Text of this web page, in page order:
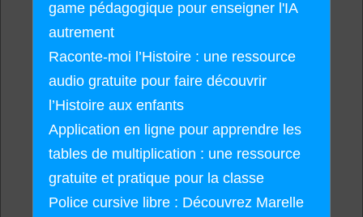
game pédagogique pour enseigner l'IA
autrement
Raconte-moi l’Histoire : une ressource
audio gratuite pour faire découvrir
l’Histoire aux enfants
Application en ligne pour apprendre les
tables de multiplication : une ressource
gratuite et pratique pour la classe
Police cursive libre : Découvrez Marelle